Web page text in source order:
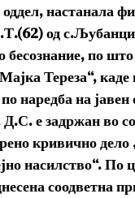
оддел, настанала
од
по што
Тереза“,
наредба на
Д.С. е задржан во
кривично
насилство“.